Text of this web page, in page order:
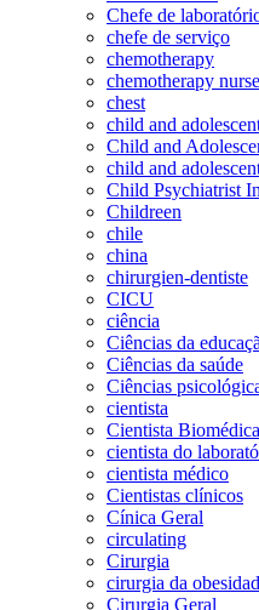
Chefe de
chefe de serviço
chemotherapy
chemotherapy nurse
chest
child and
Child and
child and
Child Psychiatrist
Childreen
chile
china
chirurgien-dentiste
CICU
ciência
Ciências da
Ciências da saúde
Ciências
cientista
Cientista Biomédica
cientista do
cientista médico
Cientistas clínicos
Cínica Geral
circulating
Cirurgia
cirurgia da
Cirurgia Geral